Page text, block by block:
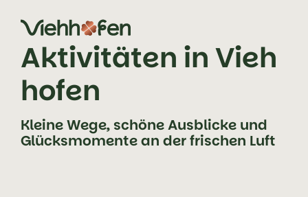
Zum Inhalt springen (Alt+0)
Zum Hauptmenü springen (Alt+1)
Aktivitäten in Vieh
hofen
Kleine Wege, schöne Ausblicke und
Glücksmomente an der frischen Luft